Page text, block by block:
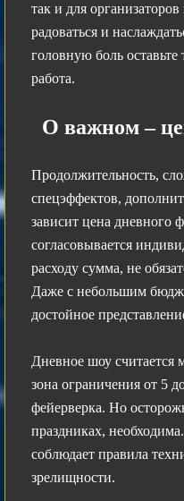
так и для
радоваться и
головную боль оставьте
работа.
О важном –
Продолжительность,
спецэффектов,
зависит цена дневного
согласовывается
расходу сумма, не
Даже с небольшим
достойное
Дневное шоу считается
зона ограничения от 5
фейерверка. Но
праздниках,
соблюдает правила
зрелищности.